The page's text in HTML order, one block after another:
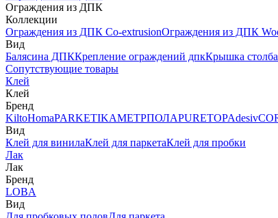
Ограждения из ДПК
Коллекции
Ограждения из ДПК Co-extrusionОграждения из ДПК
Вид
Балясина ДПККрепление ограждений дпкКрышка
Сопутствующие товары
Клей
Клей
Бренд
KiltoHomaPARKETIKAМЕТРПОЛАPURETOPAdesiv
Вид
Клей для винилаКлей для паркетаКлей для пробки
Лак
Лак
Бренд
LOBA
Вид